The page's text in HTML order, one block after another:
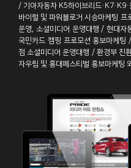
/ 기아자동차 K5하이브리드
바이럴 및 파워블로거 시승마케팅 프
운영, 소셜미디어 운영대행 / 현대자
국민카드 캠핑 프로모션 홍보마케
점 소셜미디어 운영대행 / 환경부 친
자우림 및 홍대페스티벌 홍보마케팅